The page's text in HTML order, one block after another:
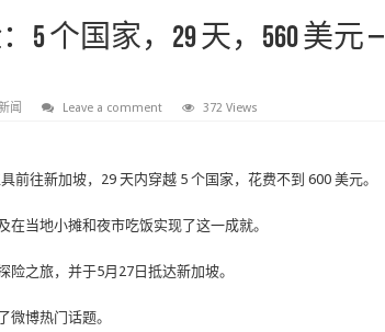
5 个国家，29 天，560 美元 –
闻 Leave a comment 372 Views
前往新加坡，29 天内穿越 5 个国家，花费不到 600 美元。
当地小摊和夜市吃饭实现了这一成就。
之旅，并于5月27日抵达新加坡。
博热门话题。